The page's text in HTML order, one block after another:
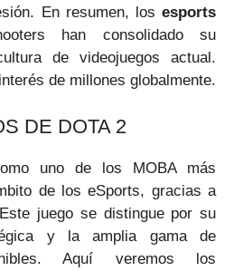
En resumen, los esports
han consolidado su
de videojuegos actual.
de millones globalmente.
DE DOTA 2
uno de los MOBA más
de los eSports, gracias a
juego se distingue por su
y la amplia gama de
Aquí veremos los